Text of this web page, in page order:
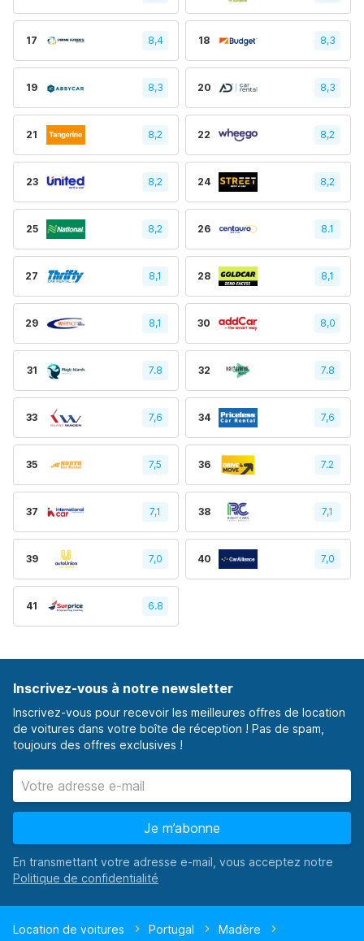
17 8,4 18 8,3
19 8,3 20 8,3
21 8,2 22 8,2
23 8,2 24 8,2
25 8,2 26 8.1
27 8,1 28 8,1
29 8,1 30 8,0
31 7.8 32 7.8
33 7,6 34 7,6
35 7,5 36 7.2
37 7,1 38 7,1
39 7,0 40 7,0
41 6.8
Inscrivez-vous à notre newsletter
Inscrivez-vous pour recevoir les meilleures offres de location
de voitures dans votre boîte de réception ! Pas de spam,
toujours des offres exclusives !
Je m’abonne
En transmettant votre adresse e-mail, vous acceptez notre
Location de voitures Portugal
Madère